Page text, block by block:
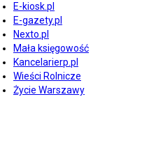
E-kiosk.pl
E-gazety.pl
Nexto.pl
Mała księgowość
Kancelarierp.pl
Wieści Rolnicze
Życie Warszawy